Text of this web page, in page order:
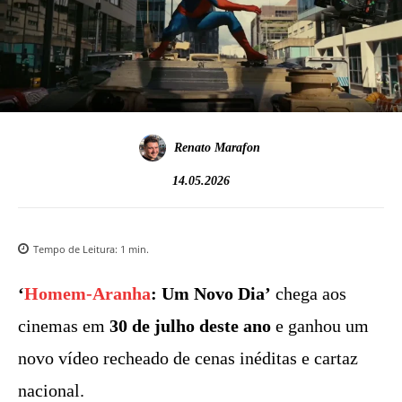
Renato Marafon
14.05.2026
Tempo de Leitura: 1 min.
‘Homem-Aranha: Um Novo Dia’ chega aos
cinemas em 30 de julho deste ano e ganhou um
novo vídeo recheado de cenas inéditas e cartaz
nacional.